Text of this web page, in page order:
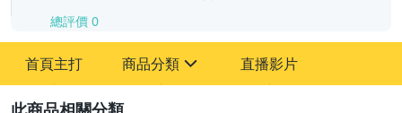
總評價 0
首頁主打 商品分類 直播影片